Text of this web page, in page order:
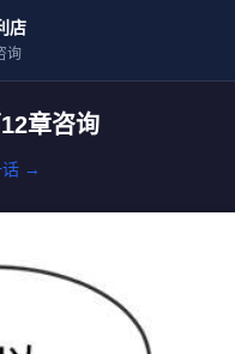
店
询
章咨询
话 →